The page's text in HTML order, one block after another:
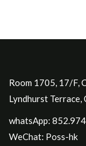
Room 1705, 17/F,
Lyndhurst
whatsApp:
WeChat: Poss-hk